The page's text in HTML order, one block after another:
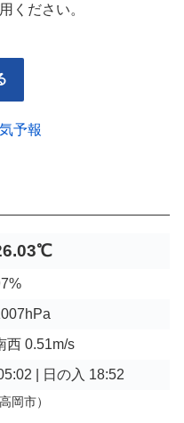
ください。
予報
0.51m/s
| 日の入 18:52
岡市）